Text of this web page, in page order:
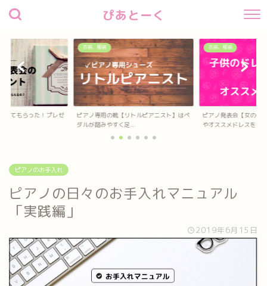
ぴあとーく
してもらった！プレゼ
衣装、服装
ピアノ専用の靴【リトルピアニスト】はペ
ダルが踏みやすく足...
衣装、服装
ピアノ発表会【女の子
やオススメドレスを...
ピアノのお手入れ
ピアノの日々のお手入れマニュアル
「実践編」
2019年6月15日